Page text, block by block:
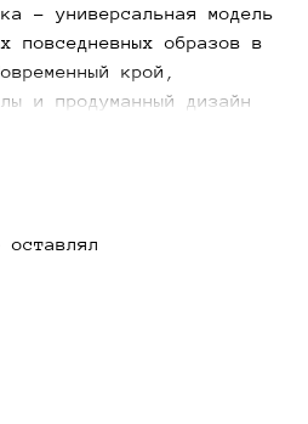
- универсальная модель
повседневных образов в
крой,
и продуманный дизайн
свободу движений и
и платьями, позволяя
куртку можно с